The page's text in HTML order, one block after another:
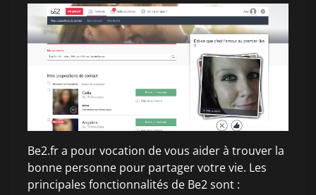
Be2.fr a pour vocation de vous aider à trouver la
bonne personne pour partager votre vie. Les
principales fonctionnalités de Be2 sont :